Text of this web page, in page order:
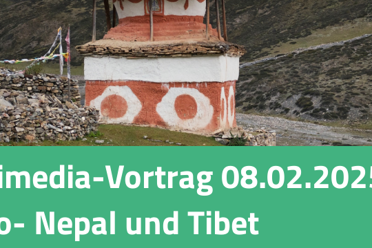
Vortrag
Nepal und Tibet